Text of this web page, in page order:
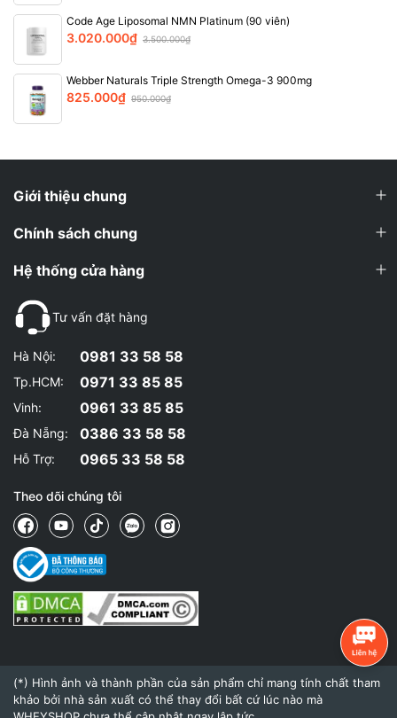
Code Age Liposomal NMN Platinum (90 viên)
3.020.000₫ 3.500.000₫
Webber Naturals Triple Strength Omega-3 900mg
825.000₫ 950.000₫
Giới thiệu chung
Chính sách chung
Hệ thống cửa hàng
Tư vấn đặt hàng
Hà Nội: 0981 33 58 58
Tp.HCM: 0971 33 85 85
Vinh: 0961 33 85 85
Đà Nẵng: 0386 33 58 58
Hỗ Trợ: 0965 33 58 58
Theo dõi chúng tôi
(*) Hình ảnh và thành phần của sản phẩm chỉ mang tính chất tham
khảo bởi nhà sản xuất có thể thay đổi bất cứ lúc nào mà